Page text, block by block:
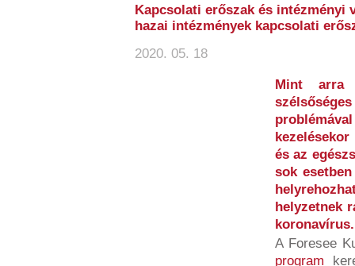
Kapcsolati erőszak és intézményi
hazai intézmények kapcsolati
2020. 05. 18
Mint arra
és az
sok
helyzetnek
koronavírus.
A Foresee
program